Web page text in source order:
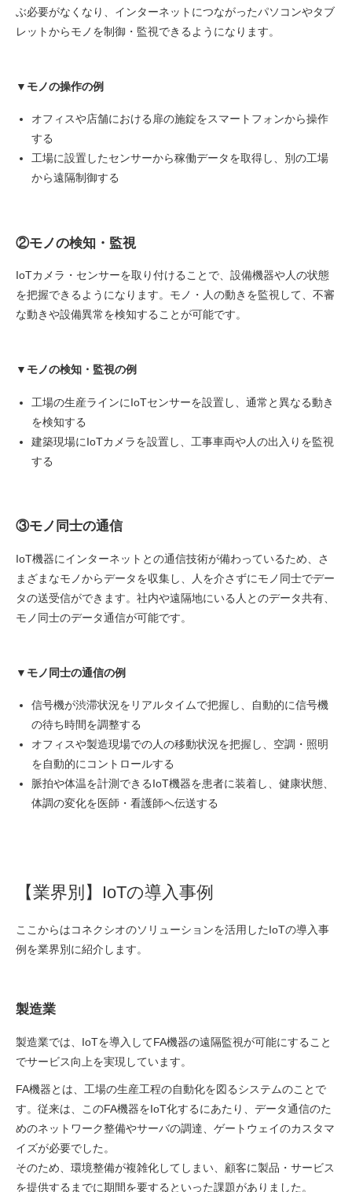
ぶ必要がなくなり、インターネットにつながったパソコンやタブ
レットからモノを制御・監視できるようになります。
▼モノの操作の例
オフィスや店舗における扉の施錠をスマートフォンから操作
する
工場に設置したセンサーから稼働データを取得し、別の工場
から遠隔制御する
②モノの検知・監視
IoTカメラ・センサーを取り付けることで、設備機器や人の状態
を把握できるようになります。モノ・人の動きを監視して、不審
な動きや設備異常を検知することが可能です。
▼モノの検知・監視の例
工場の生産ラインにIoTセンサーを設置し、通常と異なる動き
を検知する
建築現場にIoTカメラを設置し、工事車両や人の出入りを監視
する
③モノ同士の通信
IoT機器にインターネットとの通信技術が備わっているため、さ
まざまなモノからデータを収集し、人を介さずにモノ同士でデー
タの送受信ができます。社内や遠隔地にいる人とのデータ共有、
モノ同士のデータ通信が可能です。
▼モノ同士の通信の例
信号機が渋滞状況をリアルタイムで把握し、自動的に信号機
の待ち時間を調整する
オフィスや製造現場での人の移動状況を把握し、空調・照明
を自動的にコントロールする
脈拍や体温を計測できるIoT機器を患者に装着し、健康状態、
体調の変化を医師・看護師へ伝送する
【業界別】IoTの導入事例
ここからはコネクシオのソリューションを活用したIoTの導入事
例を業界別に紹介します。
製造業
製造業では、IoTを導入してFA機器の遠隔監視が可能にすること
でサービス向上を実現しています。
FA機器とは、工場の生産工程の自動化を図るシステムのことで
す。従来は、このFA機器をIoT化するにあたり、データ通信のた
めのネットワーク整備やサーバの調達、ゲートウェイのカスタマ
イズが必要でした。
そのため、環境整備が複雑化してしまい、顧客に製品・サービス
を提供するまでに期間を要するといった課題がありました。